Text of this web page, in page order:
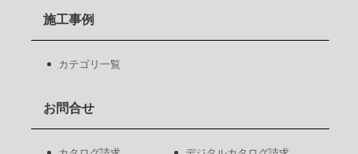
施工事例
カテゴリ一覧
お問合せ